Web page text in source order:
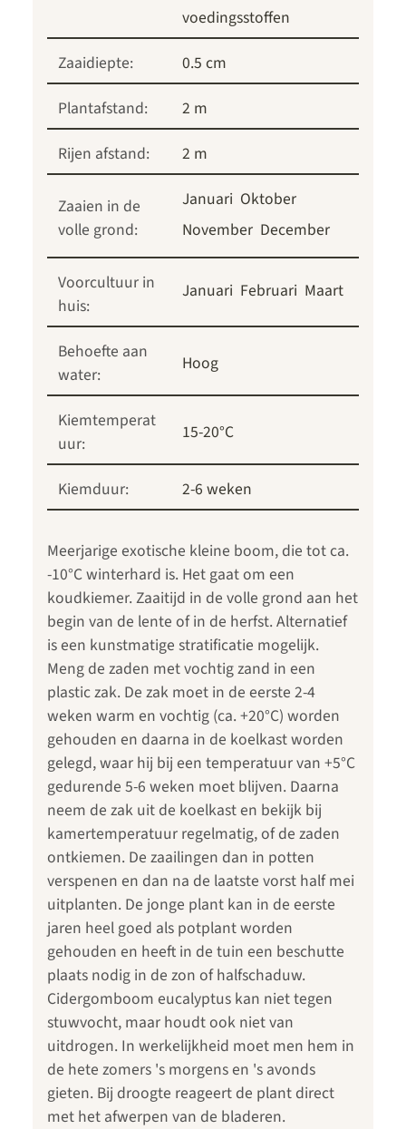
voedingsstoffen
Zaaidiepte:
0.5 cm
Plantafstand:
2 m
Rijen afstand:
2 m
Zaaien in de
volle grond:
Januari Oktober
November December
Voorcultuur in
huis:
Januari Februari Maart
Behoefte aan
water:
Hoog
Kiemtemperat
uur:
15-20°C
Kiemduur: 2-6 weken
Meerjarige exotische kleine boom, die tot ca.
-10°C winterhard is. Het gaat om een
koudkiemer. Zaaitijd in de volle grond aan het
begin van de lente of in de herfst. Alternatief
is een kunstmatige stratificatie mogelijk.
Meng de zaden met vochtig zand in een
plastic zak. De zak moet in de eerste 2-4
weken warm en vochtig (ca. +20°C) worden
gehouden en daarna in de koelkast worden
gelegd, waar hij bij een temperatuur van +5°C
gedurende 5-6 weken moet blijven. Daarna
neem de zak uit de koelkast en bekijk bij
kamertemperatuur regelmatig, of de zaden
ontkiemen. De zaailingen dan in potten
verspenen en dan na de laatste vorst half mei
uitplanten. De jonge plant kan in de eerste
jaren heel goed als potplant worden
gehouden en heeft in de tuin een beschutte
plaats nodig in de zon of halfschaduw.
Cidergomboom eucalyptus kan niet tegen
stuwvocht, maar houdt ook niet van
uitdrogen. In werkelijkheid moet men hem in
de hete zomers 's morgens en 's avonds
gieten. Bij droogte reageert de plant direct
met het afwerpen van de bladeren.